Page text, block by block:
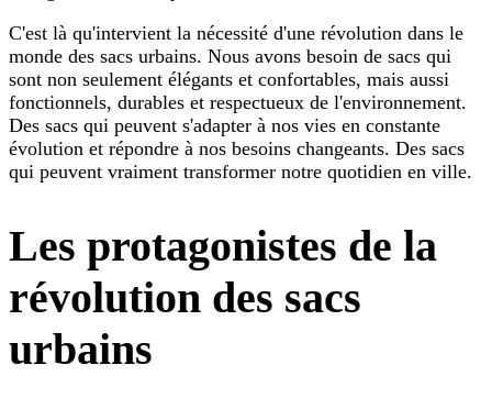
C'est là qu'intervient la nécessité d'une révolution dans le
monde des sacs urbains. Nous avons besoin de sacs qui
sont non seulement élégants et confortables, mais aussi
fonctionnels, durables et respectueux de l'environnement.
Des sacs qui peuvent s'adapter à nos vies en constante
évolution et répondre à nos besoins changeants. Des sacs
qui peuvent vraiment transformer notre quotidien en ville.
Les protagonistes de la
révolution des sacs
urbains